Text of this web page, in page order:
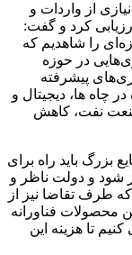
از واردات و
کرد و گفت:
را شاهدیم که
در حوزه
پیشرفته
چاه ها، دیجیتال و
نفت، کاهش
بزرگ باید راه برای
و دولت ناظر و
که طرف تقاضا نیز از
محصولات فناورانه
تا هزینه این